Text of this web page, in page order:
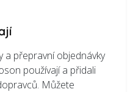
a přepravní objednávky
používají a přidali
Můžete